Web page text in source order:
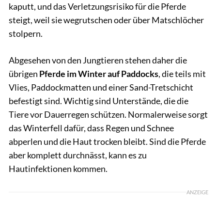
kaputt, und das Verletzungsrisiko für die Pferde
steigt, weil sie wegrutschen oder über Matschlöcher
stolpern.
Abgesehen von den Jungtieren stehen daher die
übrigen Pferde im Winter auf Paddocks, die teils mit
Vlies, Paddockmatten und einer Sand-Tretschicht
befestigt sind. Wichtig sind Unterstände, die die
Tiere vor Dauerregen schützen. Normalerweise sorgt
das Winterfell dafür, dass Regen und Schnee
abperlen und die Haut trocken bleibt. Sind die Pferde
aber komplett durchnässt, kann es zu
Hautinfektionen kommen.
ANZEIGE